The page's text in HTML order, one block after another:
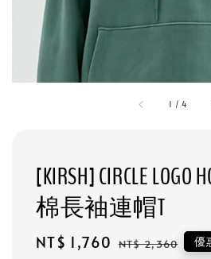
1 /4
[KIRSH] CIRCLE LOGO
棉長袖連帽T
Sale
NT$ 1,760 Regular
NT$ 2,360 優